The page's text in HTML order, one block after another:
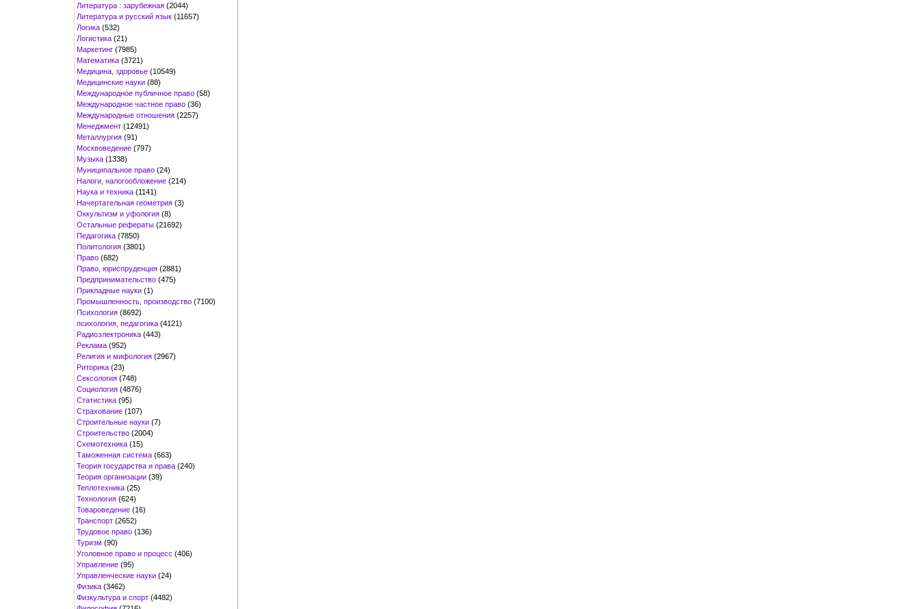
Литература : зарубежная (2044)
Литература и русский язык (11657)
Логика (532)
Логистика (21)
Маркетинг (7985)
Математика (3721)
Медицина, здоровье (10549)
Медицинские науки (88)
Международное публичное право (58)
Международное частное право (36)
Международные отношения (2257)
Менеджмент (12491)
Металлургия (91)
Москвоведение (797)
Музыка (1338)
Муниципальное право (24)
Налоги, налогообложение (214)
Наука и техника (1141)
Начертательная геометрия (3)
Оккультизм и уфология (8)
Остальные рефераты (21692)
Педагогика (7850)
Политология (3801)
Право (682)
Право, юриспруденция (2881)
Предпринимательство (475)
Прикладные науки (1)
Промышленность, производство (7100)
Психология (8692)
психология, педагогика (4121)
Радиоэлектроника (443)
Реклама (952)
Религия и мифология (2967)
Риторика (23)
Сексология (748)
Социология (4876)
Статистика (95)
Страхование (107)
Строительные науки (7)
Строительство (2004)
Схемотехника (15)
Таможенная система (663)
Теория государства и права (240)
Теория организации (39)
Теплотехника (25)
Технология (624)
Товароведение (16)
Транспорт (2652)
Трудовое право (136)
Туризм (90)
Уголовное право и процесс (406)
Управление (95)
Управленческие науки (24)
Физика (3462)
Физкультура и спорт (4482)